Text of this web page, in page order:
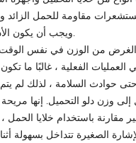
مقاومة للحمل الزائد
ويجب أن يكون الأداء مثل التداخل أفضل.
الغرض من الوزن في نفس
الفعلية ، غالبًا ما
دلو التحميل. إنها مريحة